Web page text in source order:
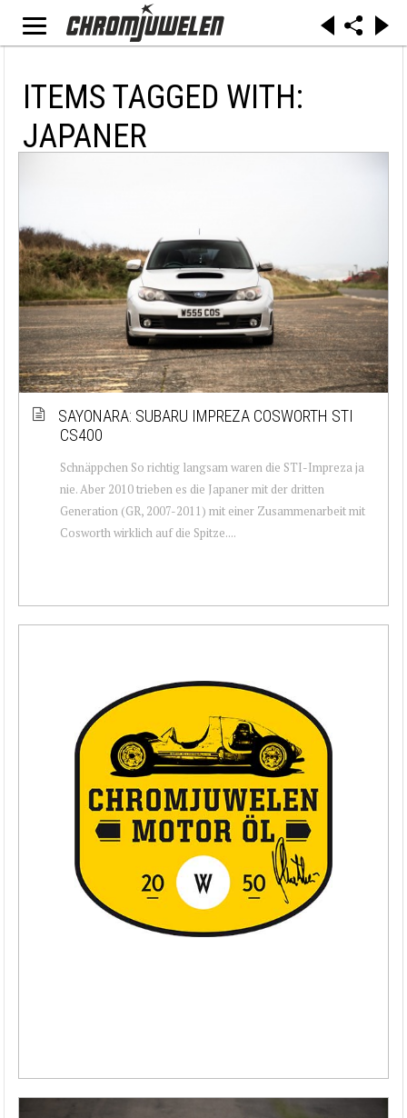
ITEMS TAGGED WITH:
JAPANER
SAYONARA: SUBARU IMPREZA COSWORTH STI
CS400
Schnäppchen So richtig langsam waren die STI-Impreza ja
nie. Aber 2010 trieben es die Japaner mit der dritten
Generation (GR, 2007-2011) mit einer Zusammenarbeit mit
Cosworth wirklich auf die Spitze....